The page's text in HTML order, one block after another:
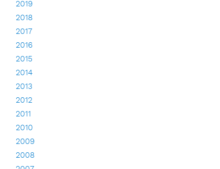
2019
2018
2017
2016
2015
2014
2013
2012
2011
2010
2009
2008